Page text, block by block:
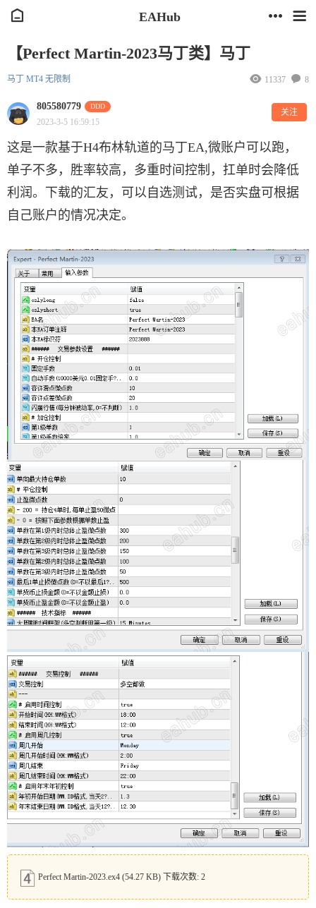
EAHub
【Perfect Martin-2023马丁类】马丁
马丁 MT4 无限制 8
11337
805580779 DDD
2023-3-5 16:59:15
关注
这是一款基于H4布林轨道的马丁EA,微账户可以跑，
单子不多，胜率较高，多重时间控制，扛单时会降低
利润。下载的汇友，可以自选测试，是否实盘可根据
自己账户的情况决定。
Perfect Martin-2023.ex4 (54.27 KB) 下载次数: 2